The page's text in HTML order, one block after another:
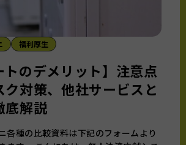
福利厚生
トのデメリット】注意点
ク対策、他社サービスと
底解説
各種の比較資料は下記のフォームより